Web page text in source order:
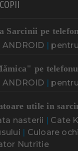
Sarcinii pe
|
pe
|
utile in
nasterii | Cate
| Culoare
Nutritie